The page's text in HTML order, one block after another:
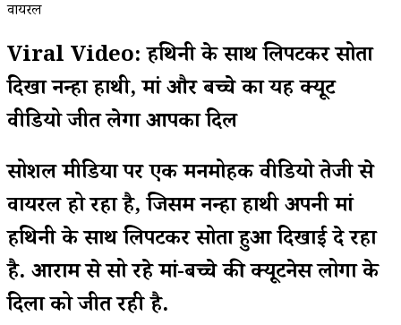
वायरल
Viral Video: हथिनी के साथ लिपटकर सोता
दिखा नन्हा हाथी, मां और बच्चे का यह क्यूट
वीडियो जीत लेगा आपका दिल
सोशल मीडिया पर एक मनमोहक वीडियो तेजी से
वायरल हो रहा है, जिसमें नन्हा हाथी अपनी मां
हथिनी के साथ लिपटकर सोता हुआ दिखाई दे रहा
है. आराम से सो रहे मां-बच्चे की क्यूटनेस लोगों के
दिलों को जीत रही है.